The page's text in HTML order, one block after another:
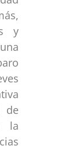
y
de
la